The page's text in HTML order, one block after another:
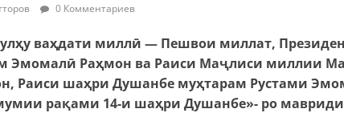
0 Комментариев
сулҳу ваҳдати миллӣ — Пешвои миллат,
Эмомалӣ Раҳмон ва Раиси Маҷлиси миллии
Раиси шаҳри Душанбе муҳтарам Рустами
рақами 14-и шаҳри Душанбе»- ро